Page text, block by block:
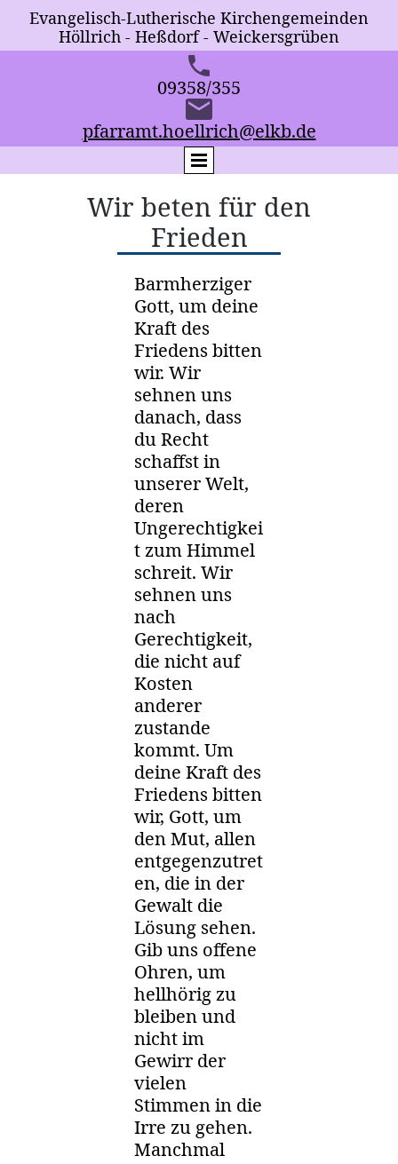
Evangelisch-Lutherische KirchengemeindEn
Höllrich - Heßdorf - Weickersgrüben
09358/355
pfarramt.hoellrich@elkb.de
Wir beten für den
Frieden
Barmherziger
Gott, um deine
Kraft des
Friedens bitten
wir. Wir
sehnen uns
danach, dass
du Recht
schaffst in
unserer Welt,
deren
Ungerechtigkei
t zum Himmel
schreit. Wir
sehnen uns
nach
Gerechtigkeit,
die nicht auf
Kosten
anderer
zustande
kommt. Um
deine Kraft des
Friedens bitten
wir, Gott, um
den Mut, allen
entgegenzutret
en, die in der
Gewalt die
Lösung sehen.
Gib uns offene
Ohren, um
hellhörig zu
bleiben und
nicht im
Gewirr der
vielen
Stimmen in die
Irre zu gehen.
Manchmal